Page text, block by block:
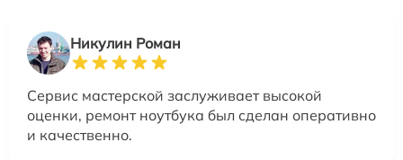
Никулин Роман
Сервис мастерской заслуживает высокой
оценки, ремонт ноутбука был сделан оперативно
и качественно.